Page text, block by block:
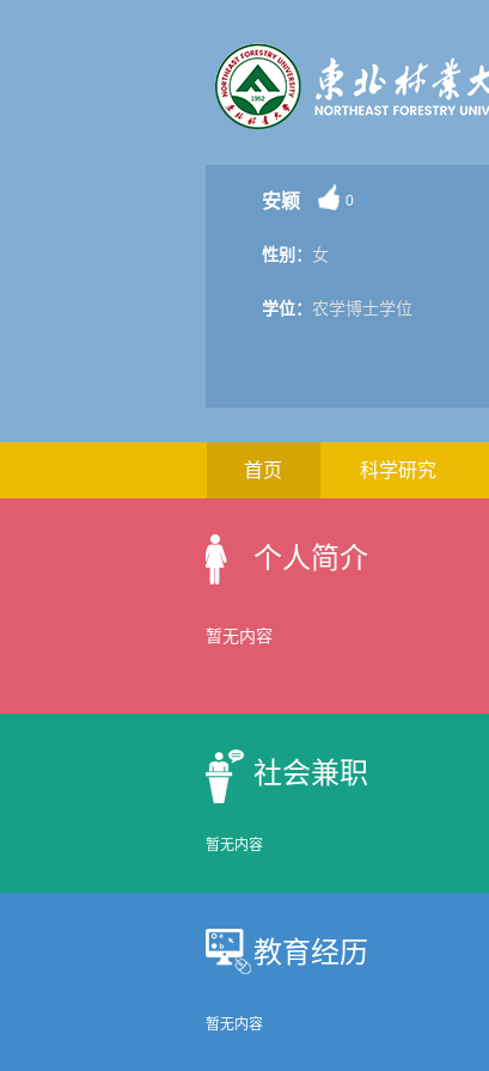
安颖 0
性别： 女
学位： 农学博士学位
首页 科学研究
个人简介
暂无内容
社会兼职
暂无内容
教育经历
暂无内容